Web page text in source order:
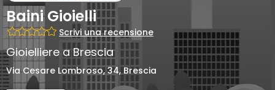
Baini Gioielli
Scrivi una recensione
Gioielliere a Brescia
Via Cesare Lombroso, 34, Brescia